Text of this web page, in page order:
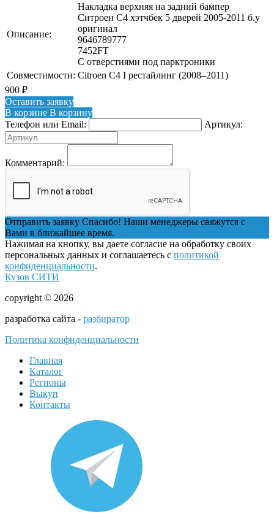
Описание:
Накладка верхняя на задний бампер
Ситроен С4 хэтчбек 5 дверей 2005-2011 б.у
оригинал
9646789777
7452FT
С отверстиями под парктроники
Совместимости: Citroen C4 I рестайлинг (2008–2011)
900 ₽
Оставить заявку
В корзине В корзину
Телефон или Email:
Артикул:
Комментарий:
Отправить заявку Спасибо! Наши менеджеры свяжутся с
Вами в ближайшее время.
Нажимая на кнопку, вы даете согласие на обработку своих
персональных данных и соглашаетесь с политикой
конфиденциальности.
Кузов СИТИ
copyright © 2026
разработка сайта - разбиратор
Политика конфиденциальности
Главная
Каталог
Регионы
Выкуп
Контакты